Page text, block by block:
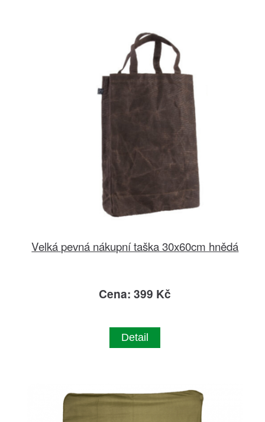
Velká pevná nákupní taška 30x60cm hnědá
Cena: 399 Kč
Detail